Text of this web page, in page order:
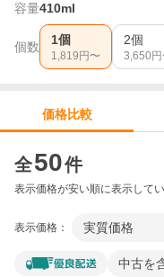
容量410ml
個数 1個
1,819 円〜
2個
3,650
価格比較
全50件
表示価格が安い順に表示して
表示価格： 実質価格
中古を